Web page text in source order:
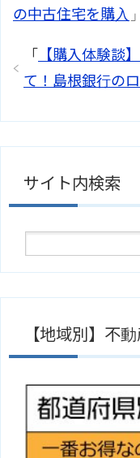
の中古住宅を購入 」
「
【購入体験談
て！島根銀行の
サイト内検索
【地域別】不